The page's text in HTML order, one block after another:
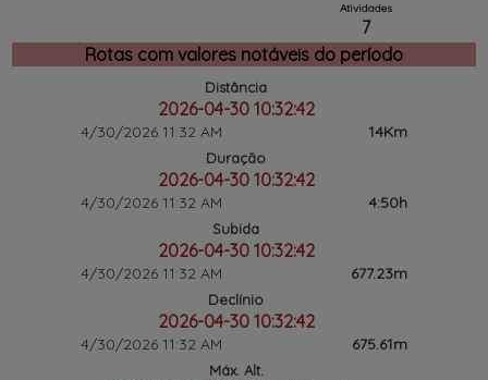
Atividades
7
Rotas com valores notáveis ​​do período
Distância
2026-04-30 10:32:42
4/30/2026 11:32 AM 14Km
Duração
2026-04-30 10:32:42
4/30/2026 11:32 AM 4:50h
Subida
2026-04-30 10:32:42
4/30/2026 11:32 AM 677.23m
Declínio
2026-04-30 10:32:42
4/30/2026 11:32 AM 675.61m
Máx. Alt.